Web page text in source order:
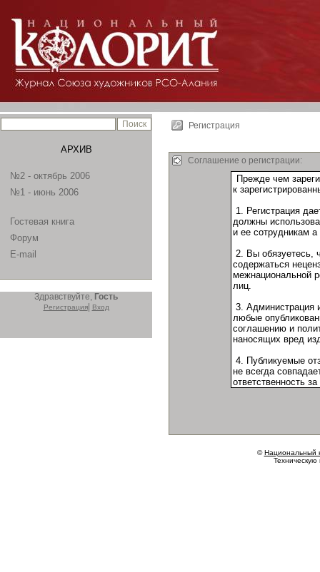
АРХИВ
№2 - октябрь 2006
№1 - июнь 2006
Гостевая книга
Форум
E-mail
Здравствуйте, Гость
Регистрация| Вход
Регистрация
Соглашение о регистрации:
©Национальный